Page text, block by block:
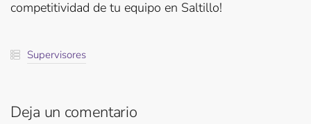
competitividad de tu equipo en Saltillo!
Supervisores
Deja un comentario